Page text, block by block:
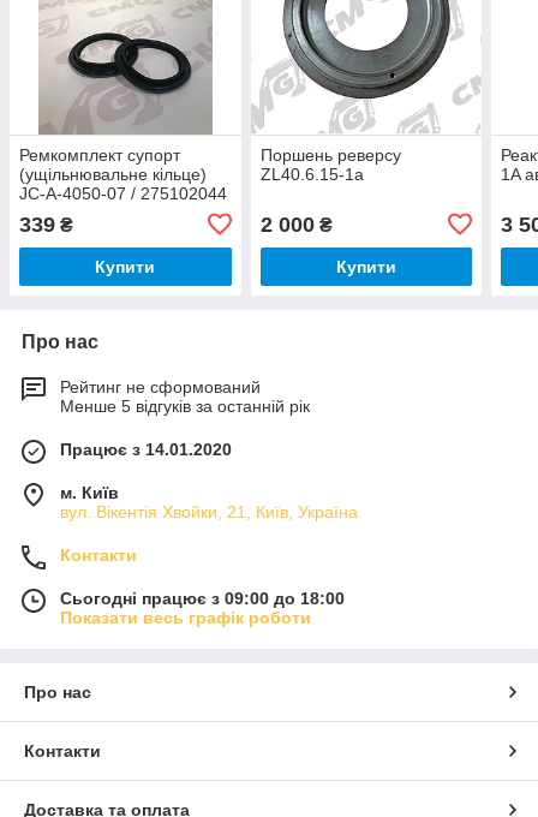
Ремкомплект супорт
(ущільнювальне кільце)
JC-A-4050-07 / 275102044
339 ₴
Купити
Поршень реверсу
ZL40.6.15-1a
2 000₴
Купити
1A
3
Про нас
Рейтинг не сформований
Менше 5 відгуків за останній рік
Працює з 14.01.2020
м. Київ
вул. Вікентія Хвойки, 21, Київ, Україна
Контакти
Сьогодні працює з 09:00 до 18:00
Показати весь графік роботи
Про нас
Контакти
Доставка та оплата